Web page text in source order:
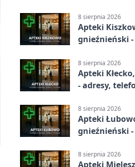
8 sierpnia 2026
Apteki
gnieźnieński
8 sierpnia 2026
Apteki
- adresy,
8 sierpnia 2026
Apteki
gnieźnieński
8 sierpnia 2026
Apteki